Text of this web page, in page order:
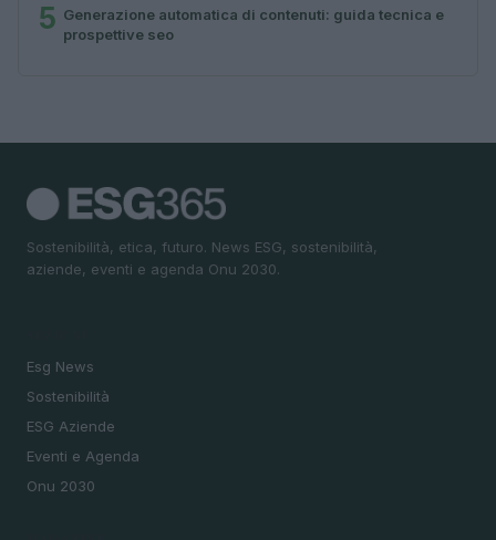
5 Generazione automatica di contenuti: guida tecnica e
prospettive seo
Sostenibilità, etica, futuro. News ESG, sostenibilità,
aziende, eventi e agenda Onu 2030.
Esg News
Sostenibilità
ESG Aziende
Eventi e Agenda
Onu 2030